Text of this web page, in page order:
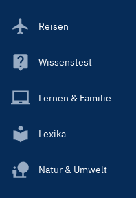
Reisen
Wissenstest
Lernen & Familie
Lexika
Natur & Umwelt